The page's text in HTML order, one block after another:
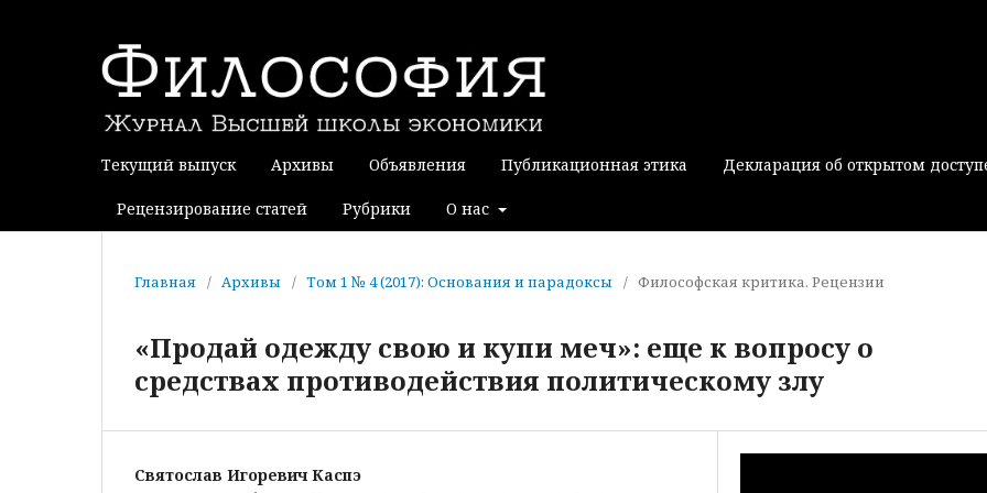
Текущий выпуск Архивы Объявления Публикационная этика Декларация об открытом
Рецензирование статей Рубрики О нас
Главная / Архивы / Том 1 № 4 (2017): Основания и парадоксы / Философская критика. Рецензии
«Продай одежду свою и купи меч»: еще к вопросу о
средствах противодействия политическому злу
Святослав Игоревич Каспэ